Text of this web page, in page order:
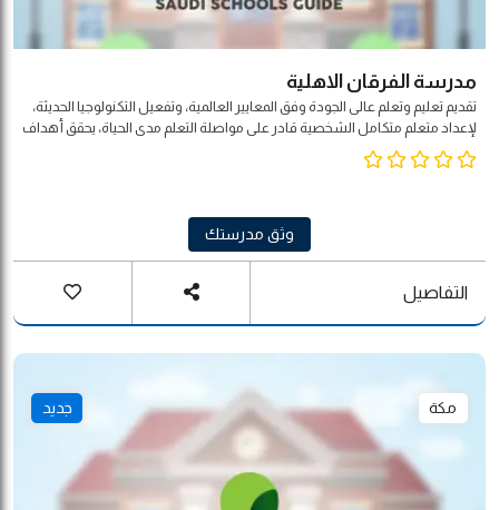
مدرسة الفرقان الاهلية
تقديم تعليم وتعلم عالى الجودة وفق المعايير العالمية، وتفعيل التكنولوجيا الحديثة،
لإعداد متعلم متكامل الشخصية قادر على مواصلة التعلم مدى الحياة، يحقق أهداف
المجتمع والوطن والأمة.
وثق مدرستك
التفاصيل
مكة جديد